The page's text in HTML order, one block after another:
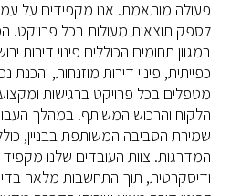
פעולה מותאמת. אנו מקפידים על
לספק תוצאות מעולות בכל פרויקט.
במגוון תחומים הכוללים פינוי דירות
כפייתית, פינוי דירות מוזנחות,
מטפלים בכל פרויקט ברגישות
הלקוח והרכוש המשותף. במהלך
שמירת הסביבה המשותפת בבניין,
המדרגות. צוות העובדים שלנו
ודיסקרטית, תוך התחשבות מלאה